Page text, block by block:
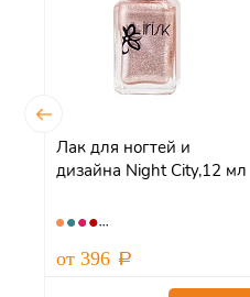
Лак для ногтей и
дизайна Night City,12 мл
от 396